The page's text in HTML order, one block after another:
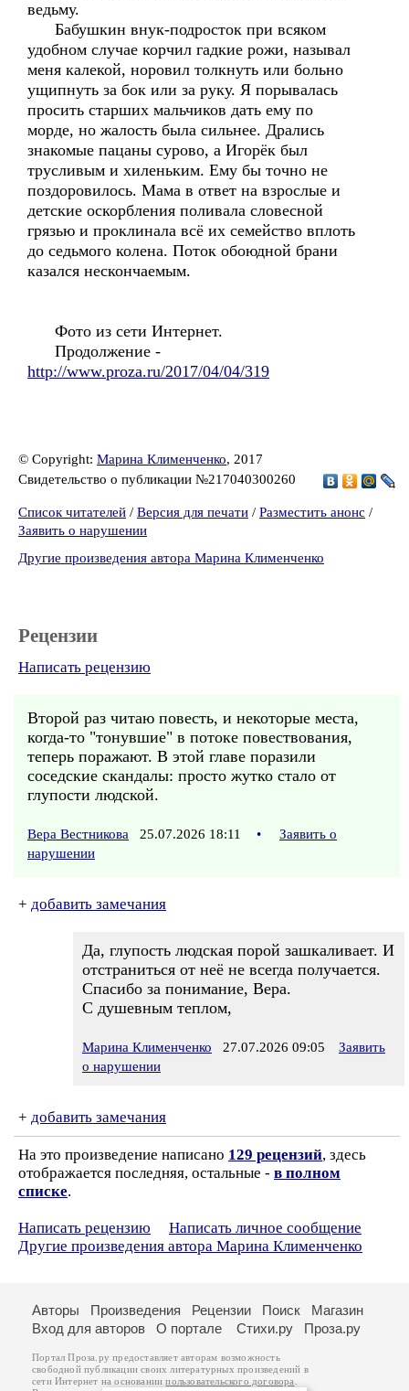
ведьму.
Бабушкин внук-подросток при всяком
удобном случае корчил гадкие рожи, называл
меня калекой, норовил толкнуть или больно
ущипнуть за бок или за руку. Я порывалась
просить старших мальчиков дать ему по
морде, но жалость была сильнее. Дрались
знакомые пацаны сурово, а Игорёк был
трусливым и хиленьким. Ему бы точно не
поздоровилось. Мама в ответ на взрослые и
детские оскорбления поливала словесной
грязью и проклинала всё их семейство вплоть
до седьмого колена. Поток обоюдной брани
казался нескончаемым.
Фото из сети Интернет.
Продолжение -
http://www.proza.ru/2017/04/04/319
© Copyright: Марина Клименченко, 2017
Свидетельство о публикации №217040300260
Список читателей / Версия для печати / Разместить анонс /
Заявить о нарушении
Другие произведения автора Марина Клименченко
Рецензии
Написать рецензию
Второй раз читаю повесть, и некоторые места,
когда-то "тонувшие" в потоке повествования,
теперь поражают. В этой главе поразили
соседские скандалы: просто жутко стало от
глупости людской.
Вера Вестникова 25.07.2026 18:11 •
Заявить о
нарушении
+ добавить замечания
Да, глупость людская порой зашкаливает. И
отстраниться от неё не всегда получается.
Спасибо за понимание, Вера.
С душевным теплом,
Марина Клименченко 27.07.2026 09:05
Заявить
о нарушении
+ добавить замечания
На это произведение написано 129 рецензий, здесь
отображается последняя, остальные - в полном
списке.
Написать рецензию
Написать личное сообщение
Другие произведения автора Марина Клименченко
Авторы Произведения Рецензии Поиск
Магазин
Вход для авторов
О портале Стихи.ру Проза.ру
Портал Проза.ру предоставляет авторам возможность
свободной публикации своих литературных произведений в
сети Интернет на основаниипользовательского договора